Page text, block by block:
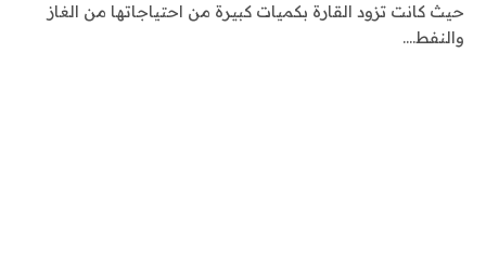
حيث كانت تزود القارة بكميات كبيرة من احتياجاتها من الغاز
والنفط.…